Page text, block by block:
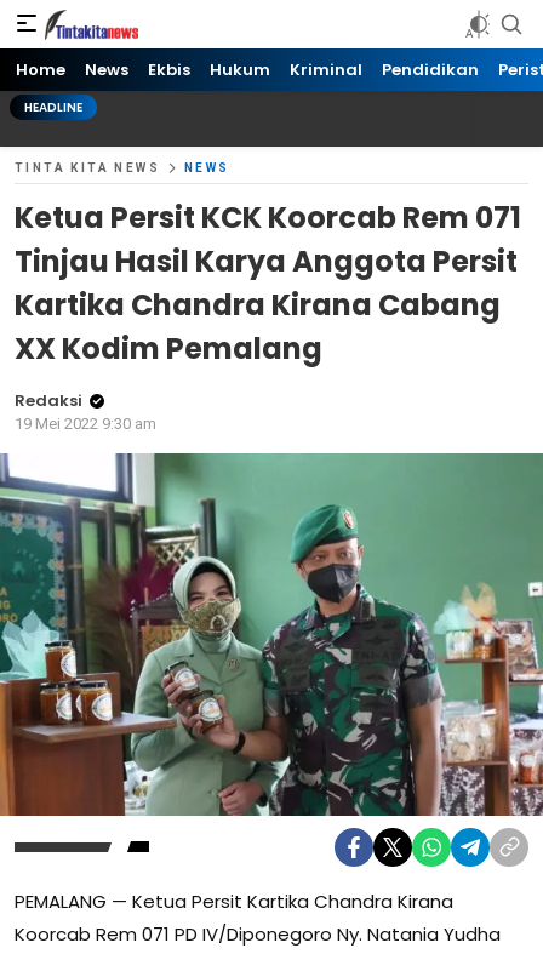
Tinta kita News
Informasi Terkini
Home News Ekbis Hukum Kriminal Pendidikan
HEADLINE
TINTA KITA NEWS NEWS
Ketua Persit KCK Koorcab Rem 071
Tinjau Hasil Karya Anggota Persit
Kartika Chandra Kirana Cabang
XX Kodim Pemalang
Redaksi
19 Mei 2022 9:30 am
PEMALANG — Ketua Persit Kartika Chandra Kirana
Koorcab Rem 071 PD IV/Diponegoro Ny. Natania Yudha